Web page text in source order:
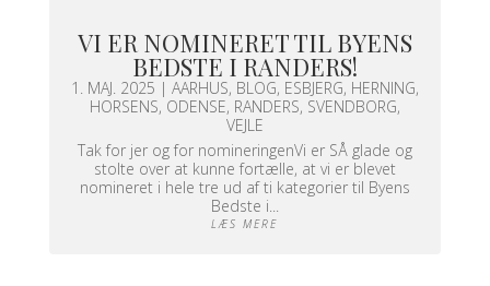
VI ER NOMINERET TIL BYENS
BEDSTE I RANDERS!
1. MAJ. 2025 | AARHUS, BLOG, ESBJERG, HERNING,
HORSENS, ODENSE, RANDERS, SVENDBORG,
VEJLE
Tak for jer og for nomineringenVi er SÅ glade og
stolte over at kunne fortælle, at vi er blevet
nomineret i hele tre ud af ti kategorier til Byens
Bedste i...
LÆS MERE